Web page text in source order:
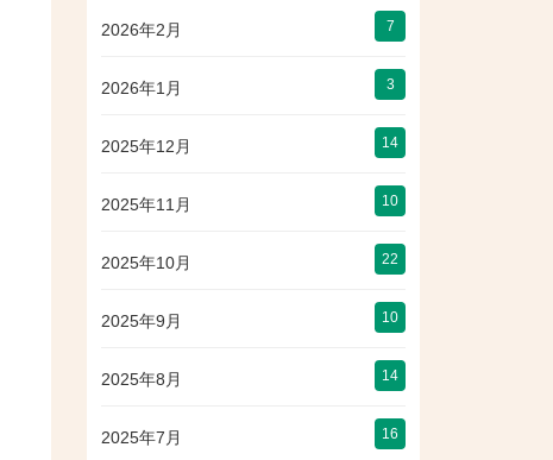
2026年2月 7
2026年1月 3
2025年12月 14
2025年11月 10
2025年10月 22
2025年9月 10
2025年8月 14
2025年7月 16